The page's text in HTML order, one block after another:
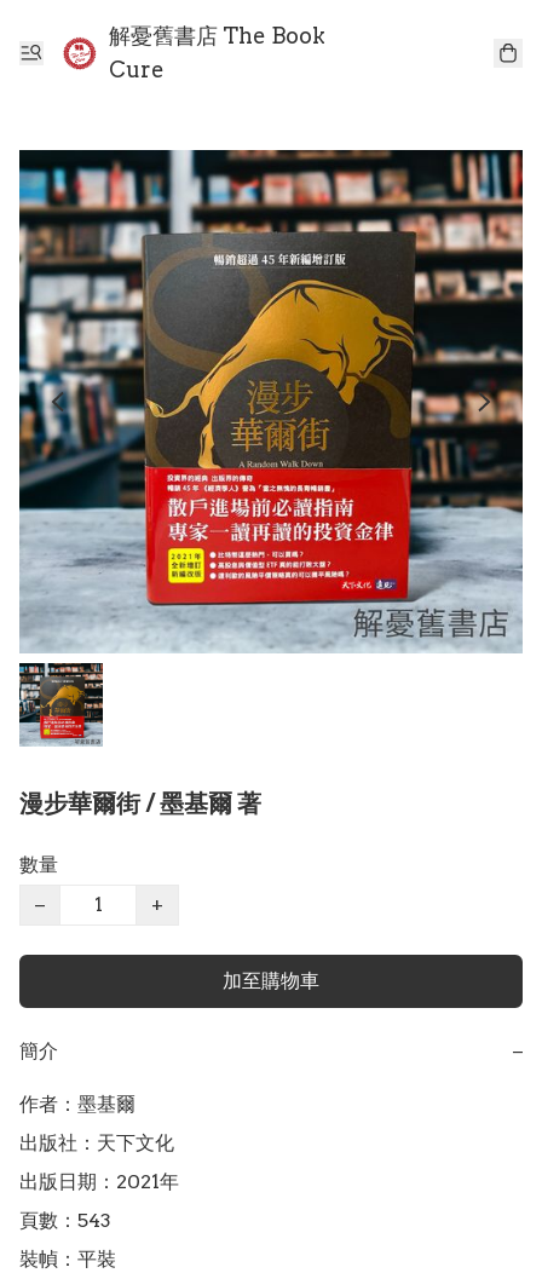
解憂舊書店 The Book
Cure
漫步華爾街 / 墨基爾 著
數量
−
+
加至購物車
簡介 −
作者：墨基爾
出版社：天下文化
出版日期：2021年
頁數：543
裝幀：平裝